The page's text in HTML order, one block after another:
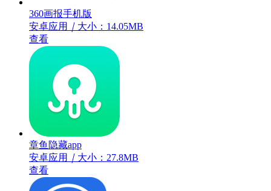
360画报手机版
安卓应用 ｜ 大小：14.05MB
查看
章鱼隐藏app
安卓应用 ｜ 大小：27.8MB
查看